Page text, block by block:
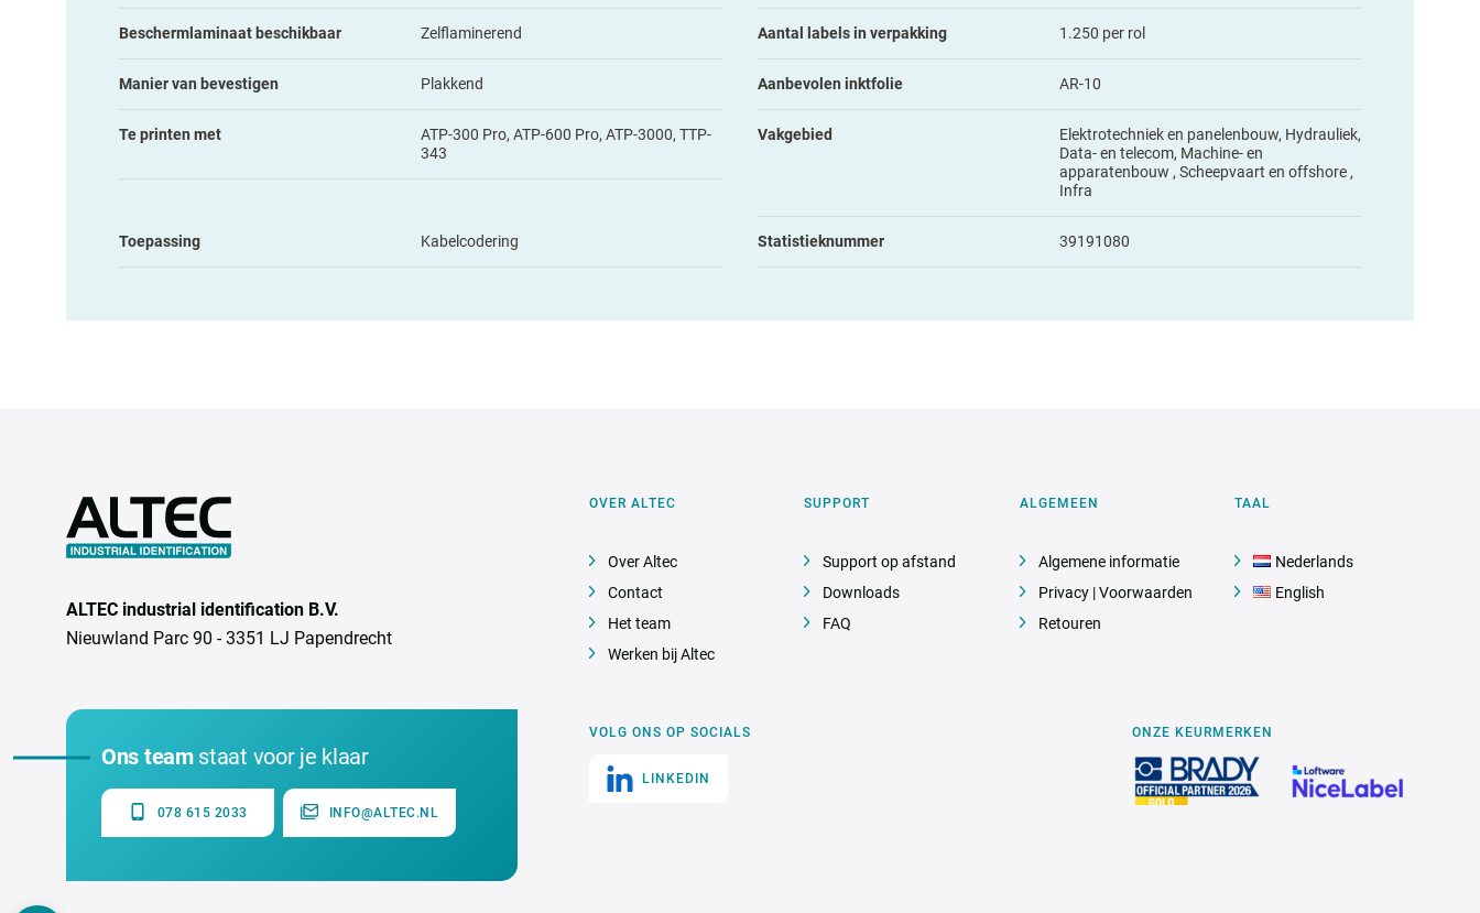
Beschermlaminaat beschikbaar Zelflaminerend Aantal labels in verpakking 1.250 per rol
Manier van bevestigen Plakkend Aanbevolen inktfolie AR-10
Te printen met
ATP-300 Pro, ATP-600 Pro, ATP-3000, TTP-
343
Vakgebied
Elektrotechniek en panelenbouw, Hydrauliek,
Data- en telecom, Machine- en
apparatenbouw , Scheepvaart en offshore ,
Infra
Toepassing Kabelcodering Statistieknummer 39191080
ALTEC industrial identification B.V.
Nieuwland Parc 90 - 3351 LJ Papendrecht
Ons teamstaat voor je klaar
078 615 2033 INFO@ALTEC.NL
OVER ALTEC
Over Altec
Contact
Het team
Werken bij Altec
SUPPORT
Support op afstand
Downloads
FAQ
ALGEMEEN
Algemene informatie
Privacy | Voorwaarden
Retouren
TAAL
Nederlands
English
VOLG ONS OP SOCIALS
LINKEDIN
ONZE KEURMERKEN